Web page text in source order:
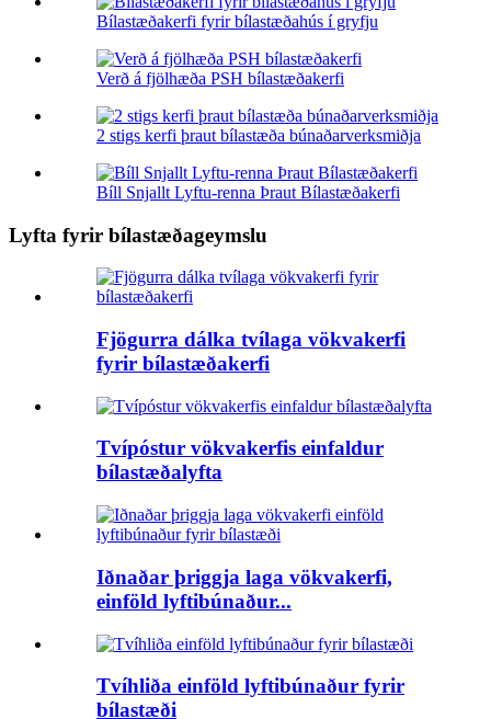
Bílastæðakerfi fyrir bílastæðahús í gryfju
Verð á fjölhæða PSH bílastæðakerfi
2 stigs kerfi þraut bílastæða búnaðarverksmiðja
Bíll Snjallt Lyftu-renna Þraut Bílastæðakerfi
Lyfta fyrir bílastæðageymslu
Fjögurra dálka tvílaga vökvakerfi
fyrir bílastæðakerfi
Tvípóstur vökvakerfis einfaldur
bílastæðalyfta
Iðnaðar þriggja laga vökvakerfi,
einföld lyftibúnaður...
Tvíhliða einföld lyftibúnaður fyrir
bílastæði